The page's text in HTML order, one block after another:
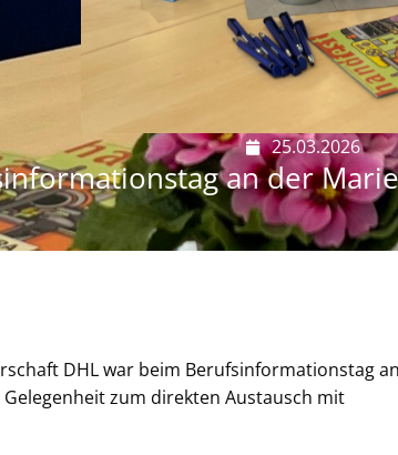
25.03.2026
an der
DHL war beim Berufsinformationstag
zum direkten Austausch mit